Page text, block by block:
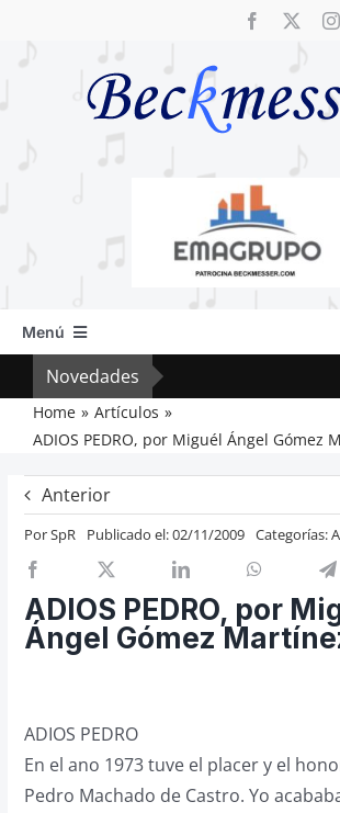
Menú
Inicio
Actual
Artículos
Crítica
Previos de ópera
Cosas de Beckmesser
Novedades
Home
Artículos
ADIOS PEDRO, por Miguél Ángel Gómez
Anterior
PorSpR Publicado el: 02/11/2009 Categorías:
ADIOS PEDRO, por
Ángel Gómez
ADIOS PEDRO
En el ano 1973 tuve el placer y el
Pedro Machado de Castro. Yo